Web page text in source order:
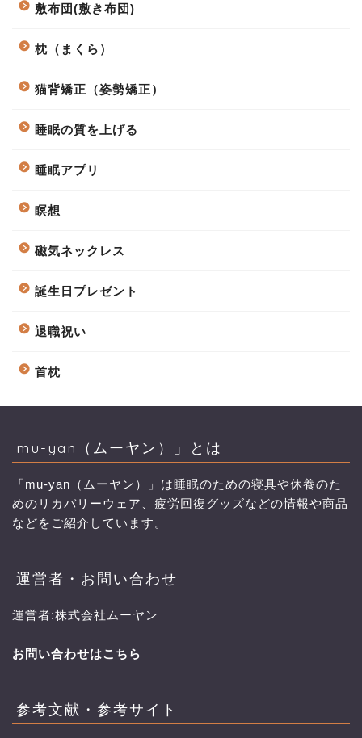
敷布団(敷き布団)
枕（まくら）
猫背矯正（姿勢矯正）
睡眠の質を上げる
睡眠アプリ
瞑想
磁気ネックレス
誕生日プレゼント
退職祝い
首枕
mu-yan（ムーヤン）」とは
「mu-yan（ムーヤン）」は睡眠のための寝具や休養のた
めのリカバリーウェア、疲労回復グッズなどの情報や商品
などをご紹介しています。
運営者・お問い合わせ
運営者:株式会社ムーヤン
お問い合わせはこちら
参考文献・参考サイト